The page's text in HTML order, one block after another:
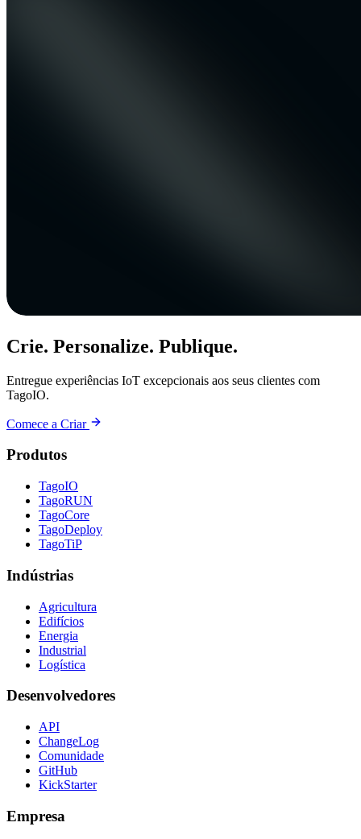
Crie. Personalize. Publique.
Entregue experiências IoT excepcionais aos seus clientes com
TagoIO.
Comece a Criar
Produtos
TagoIO
TagoRUN
TagoCore
TagoDeploy
TagoTiP
Indústrias
Agricultura
Edifícios
Energia
Industrial
Logística
Desenvolvedores
API
ChangeLog
Comunidade
GitHub
KickStarter
Empresa